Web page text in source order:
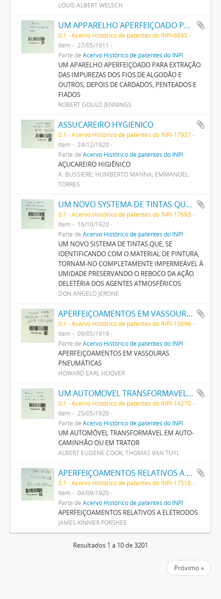
LOUIS ALBERT WELSCH
UM APPARELHO APERFEIÇOADO PARA EXTRACÇÃO DAS IMPUREZAS DOS FIOS DE ALGODÃO E OUTROS, DEPOIS DE CARDADOS, PENTEADOS E FIADOS
0.1 - Acervo Histórico de patentes do INPI-6695
Item
27/05/1911
Parte de Acervo Histórico de patentes do INPI
UM APARELHO APERFEIÇOADO PARA EXTRAÇÃO
DAS IMPUREZAS DOS FIOS DE ALGODÃO E
OUTROS, DEPOIS DE CARDADOS, PENTEADOS E
FIADOS
ROBERT GOULD JENNINGS
ASSUCAREIRO HYGIENICO
0.1 - Acervo Histórico de patentes do INPI-17937
Item
24/12/1920
Parte de Acervo Histórico de patentes do INPI
AÇUCAREIRO HIGIÊNICO
A. BUSSIÉRE; HUMBERTO MANNA; EMMANOEL
TORRES
UM NOVO SYSTEMA DE TINTAS QUE, SE IDENTIFICANDO COM O MATERIAL DE PINTURA, TORNAM-NO COMPLETAMENTE IMPERMEAVEL A HUMIDADE PRESERVANDO O REBOCO DA ACÇÃO DELETERIA DOS AGENTES ATMOSPHERICOS
0.1 - Acervo Histórico de patentes do INPI-17693
Item
16/10/1920
Parte de Acervo Histórico de patentes do INPI
UM NOVO SISTEMA DE TINTAS QUE, SE
IDENTIFICANDO COM O MATERIAL DE PINTURA,
TORNAM-NO COMPLETAMENTE IMPERMEÁVEL À
UMIDADE PRESERVANDO O REBOCO DA AÇÃO
DELETÉRIA DOS AGENTES ATMOSFÉRICOS
DON ANGELO JERONE
APERFEIÇOAMENTOS EM VASSOURAS PNEUMATICAS
0.1 - Acervo Histórico de patentes do INPI-15696
Item
09/05/1919
Parte de Acervo Histórico de patentes do INPI
APERFEIÇOAMENTOS EM VASSOURAS
PNEUMÁTICAS
HOWARD EARL HOOVER
UM AUTOMOVEL TRANSFORMAVEL EM AUTO-CAMINHÃO OU EM TRACTOR
0.1 - Acervo Histórico de patentes do INPI-14270
Item
25/05/1920
Parte de Acervo Histórico de patentes do INPI
UM AUTOMÓVEL TRANSFORMÁVEL EM AUTO-
CAMINHÃO OU EM TRATOR
ALBERT EUGENE COOK; THOMAS VAN TUYL
APERFEIÇOAMENTOS RELATIVOS A ELECTRODOS
0.1 - Acervo Histórico de patentes do INPI-17516
Item
04/09/1920
Parte de Acervo Histórico de patentes do INPI
APERFEIÇOAMENTOS RELATIVOS A ELETRODOS
JAMES KINNIER FORSHEE
Resultados 1 a 10 de 3201
Próximo »